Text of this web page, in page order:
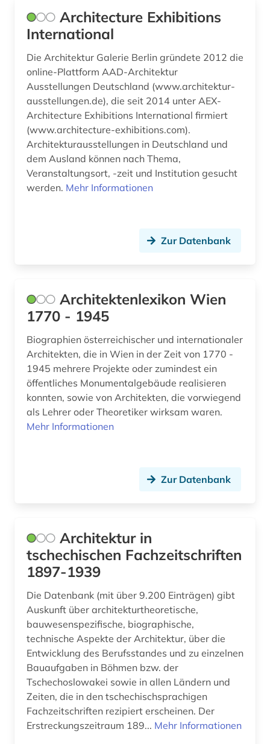
fid kunst, photografie, design (1)
film (3)
filme (1)
finnmark (1)
fluidik (1)
folklore (1)
forschung (2)
fortifikation (1)
foto (1)
fotoarchiv (1)
fotografie (6)
fotografieren (1)
frankreich (1)
freifläche (1)
freisportanlage (1)
fulda (3)
funktechnik (1)
förderverein (1)
garten (1)
gartenarchitekt (1)
gartenarchitektin (1)
gartenbau (4)
gartenbaukunst (1)
Architecture Exhibitions
International
Die Architektur Galerie Berlin gründete 2012 die
online-Plattform AAD-Architektur
Ausstellungen Deutschland (www.architektur-
ausstellungen.de), die seit 2014 unter AEX-
Architecture Exhibitions International firmiert
(www.architecture-exhibitions.com).
Architekturausstellungen in Deutschland und
dem Ausland können nach Thema,
Veranstaltungsort, -zeit und Institution gesucht
werden. Mehr Informationen
Zur Datenbank
Architektenlexikon Wien
1770 - 1945
Biographien österreichischer und internationaler
Architekten, die in Wien in der Zeit von 1770 -
1945 mehrere Projekte oder zumindest ein
öffentliches Monumentalgebäude realisieren
konnten, sowie von Architekten, die vorwiegend
als Lehrer oder Theoretiker wirksam waren.
Mehr Informationen
Zur Datenbank
Architektur in
tschechischen Fachzeitschriften
1897-1939
Die Datenbank (mit über 9.200 Einträgen) gibt
Auskunft über architekturtheoretische,
bauwesenspezifische, biographische,
technische Aspekte der Architektur, über die
Entwicklung des Berufsstandes und zu einzelnen
Bauaufgaben in Böhmen bzw. der
Tschechoslowakei sowie in allen Ländern und
Zeiten, die in den tschechischsprachigen
Fachzeitschriften rezipiert erscheinen. Der
Erstreckungszeitraum 189... Mehr Informationen